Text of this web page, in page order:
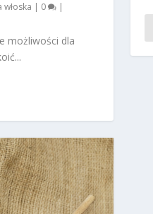
włoska | 0 |
możliwości dla